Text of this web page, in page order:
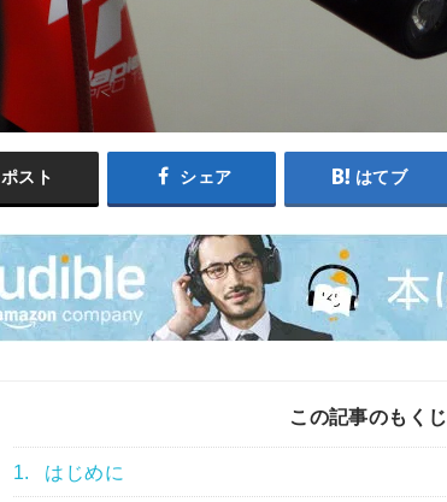
ポスト シェア はてブ
この記事のもくじ
1. はじめに